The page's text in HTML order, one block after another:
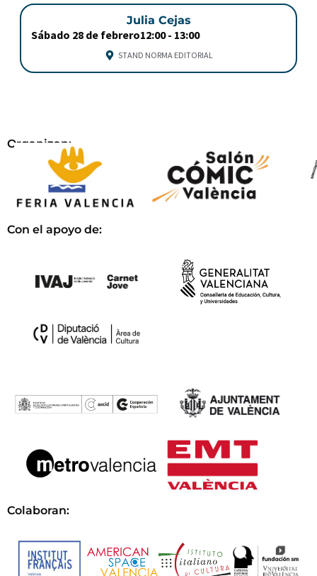
Julia Cejas
Sábado 28 de febrero12:00 - 13:00
STAND NORMA EDITORIAL
Organizan:
Con el apoyo de:
Colaboran: